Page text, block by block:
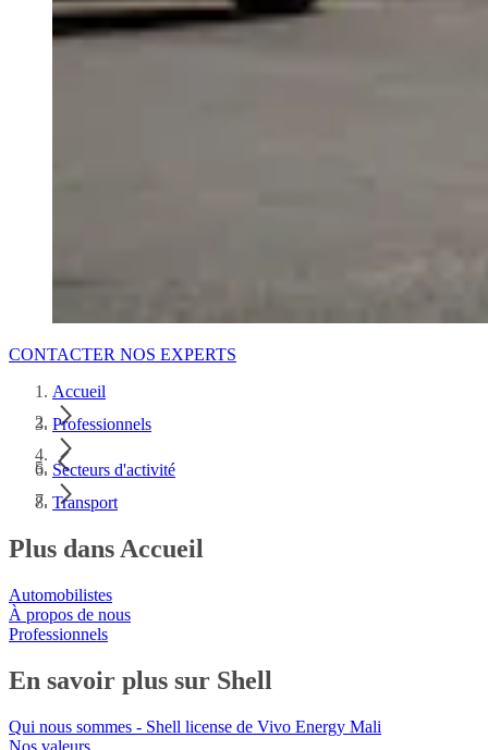
CONTACTER NOS EXPERTS
Accueil
Professionnels
Secteurs d'activité
Transport
Plus dans Accueil
Automobilistes
À propos de nous
Professionnels
En savoir plus sur Shell
Qui nous sommes - Shell license de Vivo Energy Mali
Nos valeurs